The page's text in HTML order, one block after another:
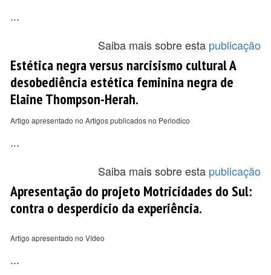
...
Saiba mais sobre esta publicação
Estética negra versus narcisismo cultural A
desobediência estética feminina negra de
Elaine Thompson-Herah.
Artigo apresentado no Artigos publicados no Periodico
...
Saiba mais sobre esta publicação
Apresentação do projeto Motricidades do Sul:
contra o desperdício da experiência.
Artigo apresentado no Vídeo
...